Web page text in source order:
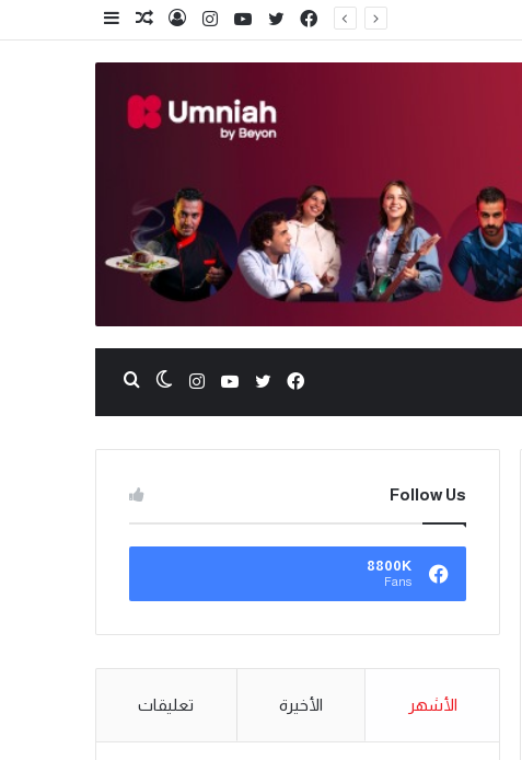
Follow Us
8800K
Fans
الأشهر الأخيرة تعليقات